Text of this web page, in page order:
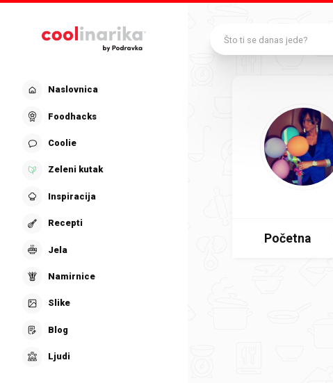
Naslovnica
Foodhacks
Coolie
Zeleni kutak
Inspiracija
Recepti
Jela
Namirnice
Slike
Blog
Ljudi
Početna
Što ti se danas jede?